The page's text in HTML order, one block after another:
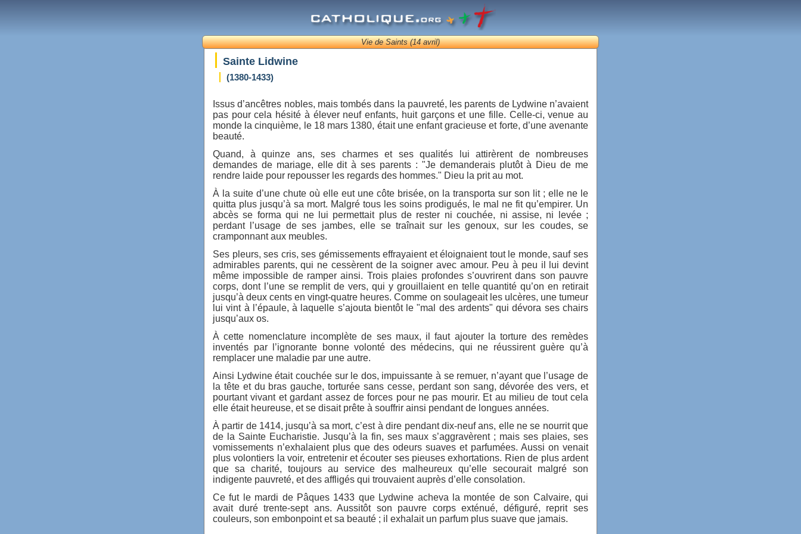
Vie de Saints (14 avril)
Sainte Lidwine
(1380-1433)
Issus d’ancêtres nobles, mais tombés dans la pauvreté, les parents de Lydwine n’avaient
pas pour cela hésité à élever neuf enfants, huit garçons et une fille. Celle-ci, venue au
monde la cinquième, le 18 mars 1380, était une enfant gracieuse et forte, d’une avenante
beauté.
Quand, à quinze ans, ses charmes et ses qualités lui attirèrent de nombreuses
demandes de mariage, elle dit à ses parents : "Je demanderais plutôt à Dieu de me
rendre laide pour repousser les regards des hommes." Dieu la prit au mot.
À la suite d’une chute où elle eut une côte brisée, on la transporta sur son lit ; elle ne le
quitta plus jusqu’à sa mort. Malgré tous les soins prodigués, le mal ne fit qu’empirer. Un
abcès se forma qui ne lui permettait plus de rester ni couchée, ni assise, ni levée ;
perdant l’usage de ses jambes, elle se traînait sur les genoux, sur les coudes, se
cramponnant aux meubles.
Ses pleurs, ses cris, ses gémissements effrayaient et éloignaient tout le monde, sauf ses
admirables parents, qui ne cessèrent de la soigner avec amour. Peu à peu il lui devint
même impossible de ramper ainsi. Trois plaies profondes s’ouvrirent dans son pauvre
corps, dont l’une se remplit de vers, qui y grouillaient en telle quantité qu’on en retirait
jusqu’à deux cents en vingt-quatre heures. Comme on soulageait les ulcères, une tumeur
lui vint à l’épaule, à laquelle s’ajouta bientôt le "mal des ardents" qui dévora ses chairs
jusqu’aux os.
À cette nomenclature incomplète de ses maux, il faut ajouter la torture des remèdes
inventés par l’ignorante bonne volonté des médecins, qui ne réussirent guère qu’à
remplacer une maladie par une autre.
Ainsi Lydwine était couchée sur le dos, impuissante à se remuer, n’ayant que l’usage de
la tête et du bras gauche, torturée sans cesse, perdant son sang, dévorée des vers, et
pourtant vivant et gardant assez de forces pour ne pas mourir. Et au milieu de tout cela
elle était heureuse, et se disait prête à souffrir ainsi pendant de longues années.
À partir de 1414, jusqu’à sa mort, c’est à dire pendant dix-neuf ans, elle ne se nourrit que
de la Sainte Eucharistie. Jusqu’à la fin, ses maux s’aggravèrent ; mais ses plaies, ses
vomissements n’exhalaient plus que des odeurs suaves et parfumées. Aussi on venait
plus volontiers la voir, entretenir et écouter ses pieuses exhortations. Rien de plus ardent
que sa charité, toujours au service des malheureux qu’elle secourait malgré son
indigente pauvreté, et des affligés qui trouvaient auprès d’elle consolation.
Ce fut le mardi de Pâques 1433 que Lydwine acheva la montée de son Calvaire, qui
avait duré trente-sept ans. Aussitôt son pauvre corps exténué, défiguré, reprit ses
couleurs, son embonpoint et sa beauté ; il exhalait un parfum plus suave que jamais.